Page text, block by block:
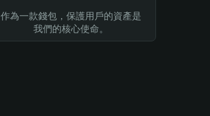
作為一款錢包，保護用戶的資產是
我們的核心使命。